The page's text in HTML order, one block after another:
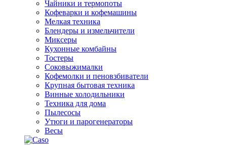
Чайники и термопоты
Кофеварки и кофемашины
Мелкая техника
Блендеры и измельчители
Миксеры
Кухонные комбайны
Тостеры
Соковыжималки
Кофемолки и пеновзбиватели
Крупная бытовая техника
Винные холодильники
Техника для дома
Пылесосы
Утюги и парогенераторы
Весы